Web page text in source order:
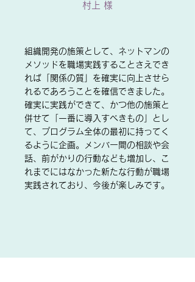
村上 様
組織開発の施策として、ネットマンの
メソッドを職場実践することさえでき
れば「関係の質」を確実に向上させら
れるであろうことを確信できました。
確実に実践ができて、かつ他の施策と
併せて「一番に導入すべきもの」とし
て、プログラム全体の最初に持ってく
るように企画。メンバー間の相談や会
話、前がかりの行動なども増加し、こ
れまでにはなかった新たな行動が職場
実践されており、今後が楽しみです。